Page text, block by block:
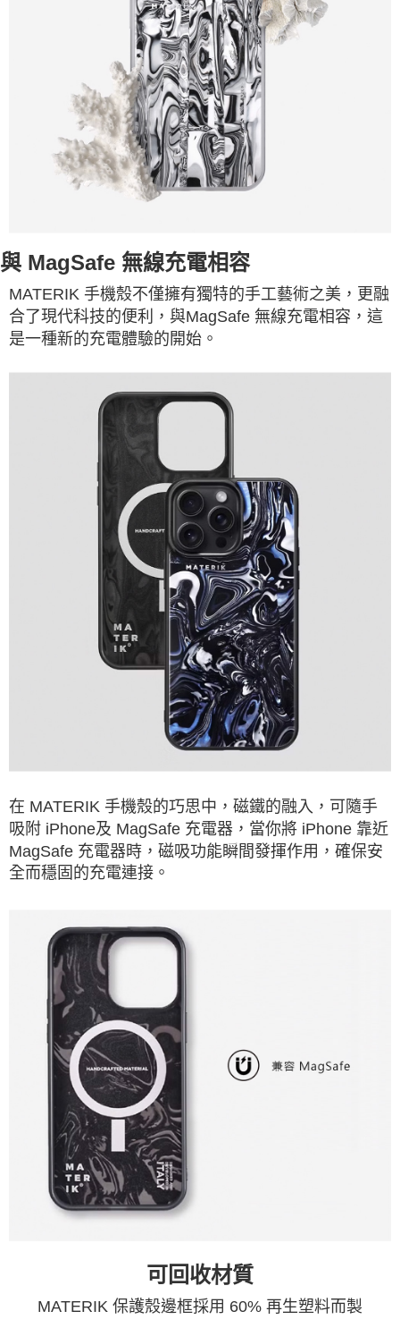
與 MagSafe 無線充電相容
MATERIK 手機殼不僅擁有獨特的手工藝術之美，更融
合了現代科技的便利，與MagSafe 無線充電相容，這
是一種新的充電體驗的開始。
在 MATERIK 手機殼的巧思中，磁鐵的融入，可隨手
吸附 iPhone及 MagSafe 充電器，當你將 iPhone 靠近
MagSafe 充電器時，磁吸功能瞬間發揮作用，確保安
全而穩固的充電連接。
可回收材質
MATERIK 保護殼邊框採用 60% 再生塑料而製